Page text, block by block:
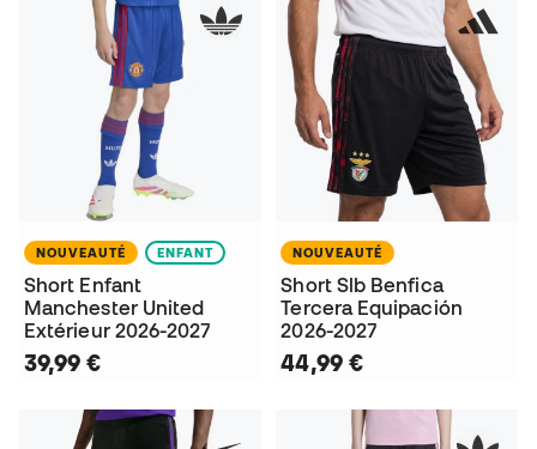
NOUVEAUTÉ ENFANT
Short Enfant
Manchester United
Extérieur 2026-2027
39,99 €
NOUVEAUTÉ
Short Slb Benfica
Tercera Equipación
2026-2027
44,99 €